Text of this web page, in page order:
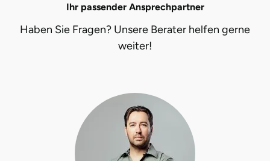
Ihr passender Ansprechpartner
Haben Sie Fragen? Unsere Berater helfen gerne
weiter!